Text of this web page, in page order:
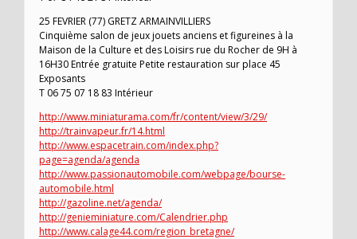
25 FEVRIER (77) GRETZ ARMAINVILLIERS
Cinquième salon de jeux jouets anciens et figureines à la
Maison de la Culture et des Loisirs rue du Rocher de 9H à
16H30 Entrée gratuite Petite restauration sur place 45
Exposants
T 06 75 07 18 83 Intérieur
http://www.miniaturama.com/fr/content/view/3/29/
http://trainvapeur.fr/14.html
http://www.espacetrain.com/index.php?
page=agenda/agenda
http://www.passionautomobile.com/webpage/bourse-
automobile.html
http://gazoline.net/agenda/
http://genieminiature.com/Calendrier.php
http://www.calage44.com/region_bretagne/